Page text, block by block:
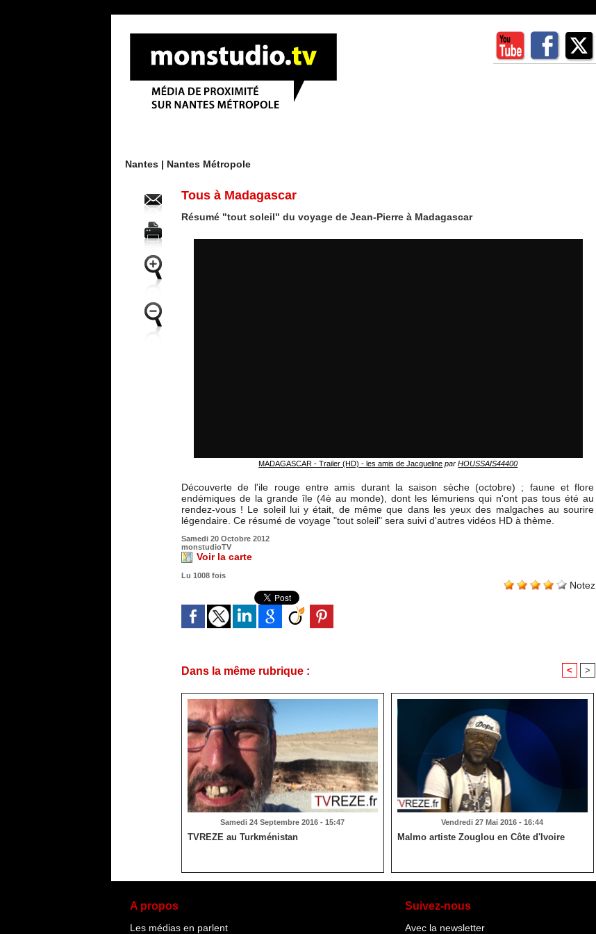
Nantes | Nantes Métropole
Tous à Madagascar
Résumé "tout soleil" du voyage de Jean-Pierre à Madagascar
MADAGASCAR - Trailer (HD) - les amis de Jacqueline parHOUSSAIS44400
Découverte de l'ile rouge entre amis durant la saison sèche (octobre) ; faune et flore
endémiques de la grande île (4è au monde), dont les lémuriens qui n'ont pas tous été au
rendez-vous ! Le soleil lui y était, de même que dans les yeux des malgaches au sourire
légendaire. Ce résumé de voyage "tout soleil" sera suivi d'autres vidéos HD à thème.
Samedi 20 Octobre 2012
monstudioTV
Voir la carte
Lu 1008 fois
Notez
Dans la même rubrique : < >
Samedi 24 Septembre 2016 - 15:47
TVREZE au Turkménistan
Vendredi 27 Mai 2016 - 16:44
Malmo artiste Zouglou en Côte d'Ivoire
A propos
Les médias en parlent
Suivez-nous
Avec la newsletter